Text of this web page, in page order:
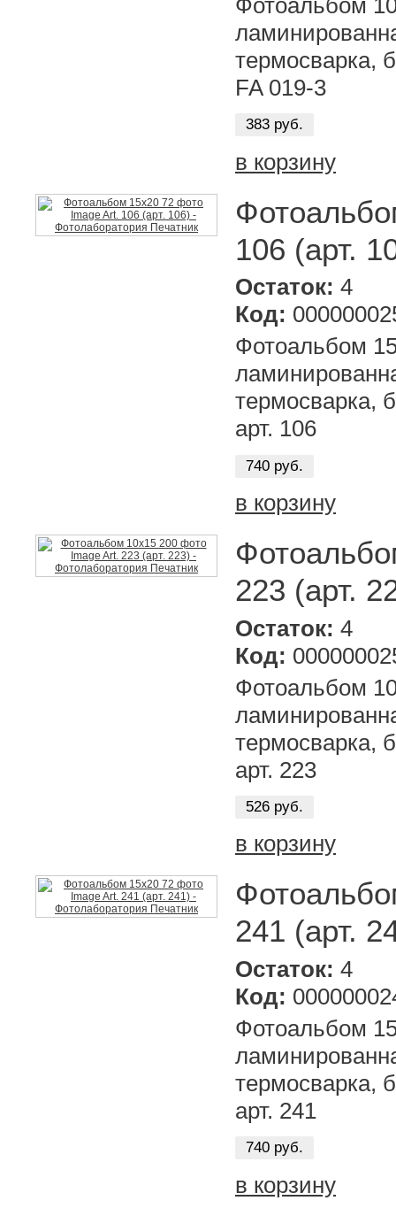
термосварка,
FA 019-3
383 руб.
в корзину
106 (арт.
Остаток: 4
Код:
Фотоальбом
термосварка,
арт. 106
740 руб.
в корзину
223 (арт.
Остаток: 4
Код:
Фотоальбом
термосварка,
арт. 223
526 руб.
в корзину
241 (арт.
Остаток: 4
Код:
Фотоальбом
термосварка,
арт. 241
740 руб.
в корзину